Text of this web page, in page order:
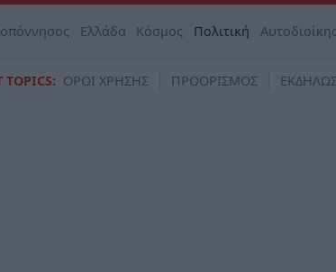
Ελλάδα Κόσμος Πολιτική
TOPICS: ΟΡΟΙ ΧΡΗΣΗΣ ΠΡΟΟΡΙΣΜΟΣ